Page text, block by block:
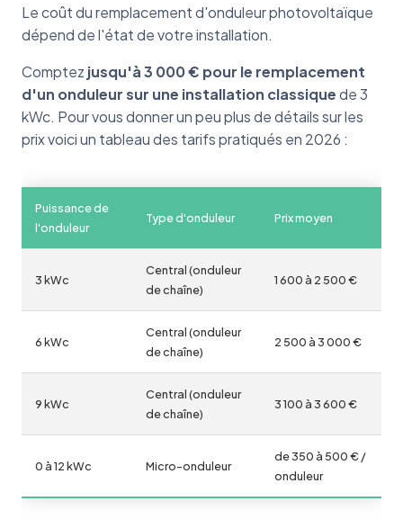
Le coût du remplacement d'onduleur photovoltaïque
dépend de l'état de votre installation.
Comptez jusqu'à 3 000 € pour le remplacement
d'un onduleur sur une installation classiquede 3
kWc. Pour vous donner un peu plus de détails sur les
prix voici un tableau des tarifs pratiqués en 2026 :
Puissance de
l'onduleur
Type d'onduleur Prix moyen
3 kWc
Central (onduleur
de chaîne)
1 600 à 2 500 €
6 kWc
Central (onduleur
de chaîne)
2 500 à 3 000 €
9 kWc
Central (onduleur
de chaîne)
3 100 à 3 600 €
0 à 12 kWc Micro-onduleur
de 350 à 500 € /
onduleur